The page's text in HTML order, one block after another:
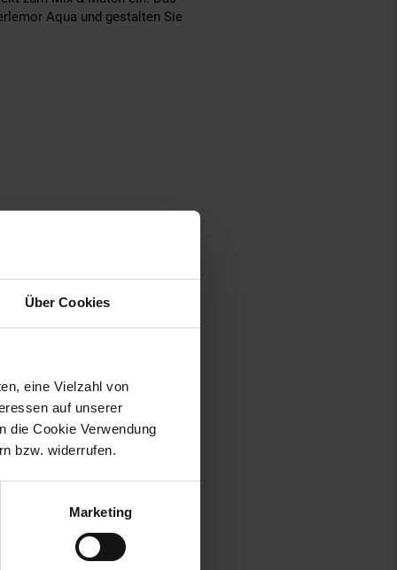
Über Cookies
eine Vielzahl von
auf unserer
die Cookie Verwendung
bzw. widerrufen.
Marketing
Aqua und gestalten Sie